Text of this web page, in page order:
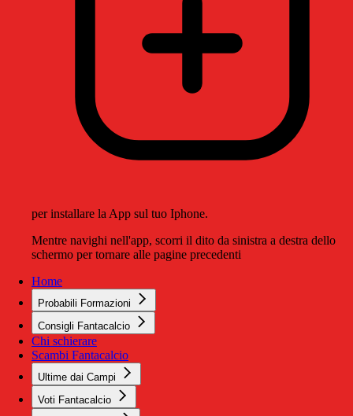
per installare la App sul tuo Iphone.
Mentre navighi nell'app, scorri il dito da sinistra a destra dello
schermo per tornare alle pagine precedenti
Home
Probabili Formazioni
Consigli Fantacalcio
Chi schierare
Scambi Fantacalcio
Ultime dai Campi
Voti Fantacalcio